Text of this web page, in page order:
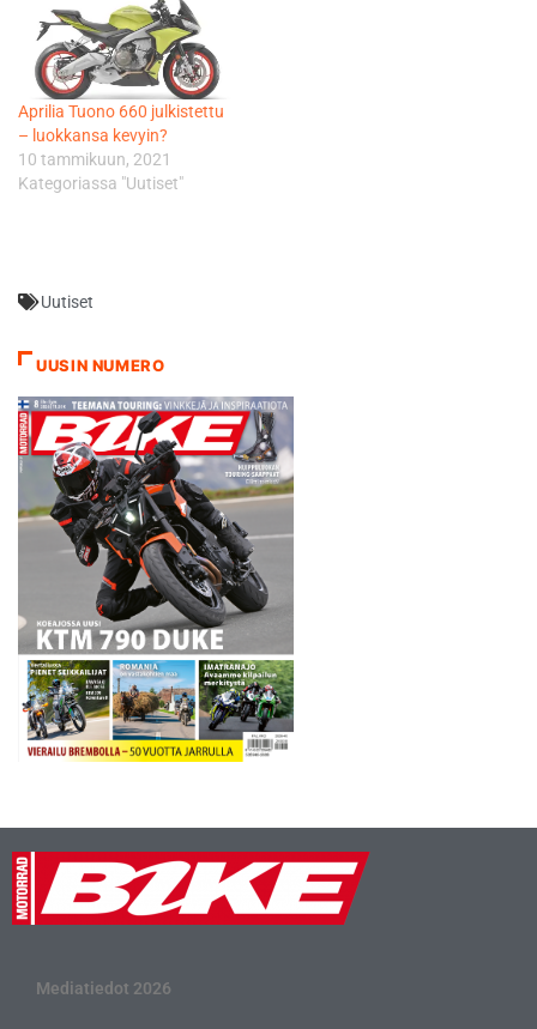
Aprilia Tuono 660 julkistettu
– luokkansa kevyin?
10 tammikuun, 2021
Kategoriassa "Uutiset"
Uutiset
UUSIN NUMERO
Mediatiedot 2026